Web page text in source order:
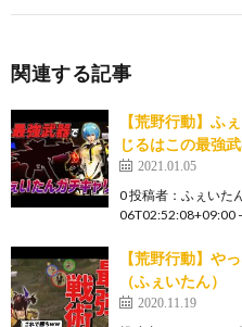
関連する記事
【荒野行動】ふ
じるはこの最強
2021.01.05
0 投稿者：ふぇいた
【荒野行動】や
（ふぇいたん）
2020.11.19